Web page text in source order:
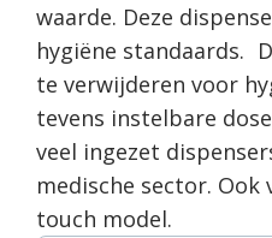
waarde. Deze
hygiëne standaards.
te verwijderen voor
tevens instelbare
veel ingezet
medische sector.
touch model.